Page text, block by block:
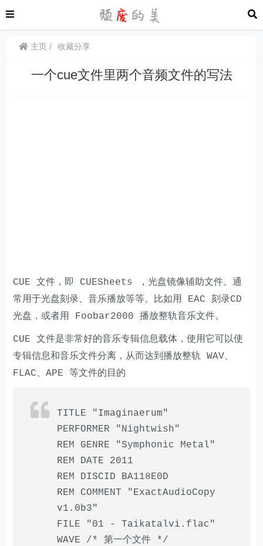
主页 收藏分享
一个cue文件里两个音频文件的写法
CUE 文件，即 CUESheets ，光盘镜像辅助文件。通
常用于光盘刻录、音乐播放等等。比如用 EAC 刻录CD
光盘，或者用 Foobar2000 播放整轨音乐文件。
CUE 文件是非常好的音乐专辑信息载体，使用它可以使
专辑信息和音乐文件分离，从而达到播放整轨 WAV、
FLAC、APE 等文件的目的
TITLE "Imaginaerum"
PERFORMER "Nightwish"
REM GENRE "Symphonic Metal"
REM DATE 2011
REM DISCID BA118E0D
REM COMMENT "ExactAudioCopy
v1.0b3"
FILE "01 - Taikatalvi.flac"
WAVE /* 第一个文件 */